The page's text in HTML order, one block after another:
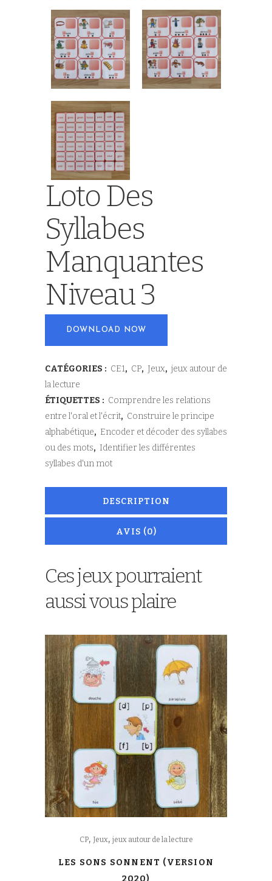
Loto Des
Syllabes
Manquantes
Niveau 3
DOWNLOAD NOW
CATÉGORIES : CE1, CP, Jeux, jeux autour de
la lecture
ÉTIQUETTES : Comprendre les relations
entre l'oral et l'écrit, Construire le principe
alphabétique, Encoder et décoder des syllabes
ou des mots, Identifier les différentes
syllabes d'un mot
DESCRIPTION
AVIS (0)
Ces jeux pourraient
aussi vous plaire
CP, Jeux, jeux autour de la lecture
LES SONS SONNENT (VERSION
2020)